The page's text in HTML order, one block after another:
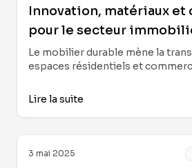
Innovation, matériaux
pour le secteur
Le mobilier durable mène la
espaces résidentiels et
stratégies pour mettre en valeur
Lire la suite
3 mai 2025